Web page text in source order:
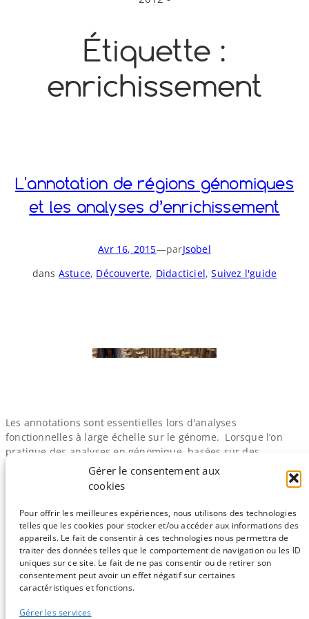
Gérer le consentement aux
cookies
Pour offrir les meilleures expériences, nous utilisons des technologies
telles que les cookies pour stocker et/ou accéder aux informations des
appareils. Le fait de consentir à ces technologies nous permettra de
traiter des données telles que le comportement de navigation ou les ID
uniques sur ce site. Le fait de ne pas consentir ou de retirer son
consentement peut avoir un effet négatif sur certaines
caractéristiques et fonctions.
Gérer les services
n
Étiquette :
enrichissement
L'annotation de régions génomiques
et les analyses d’enrichissement
Avr 16, 2015—parJsobel
dans Astuce, Découverte, Didacticiel, Suivez l'guide
Les annotations sont essentielles lors d'analyses
fonctionnelles à large échelle sur le génome. Lorsque l’on
pratique des analyses en génomique, basées sur des
techniques comme le RNA-​seq ou le ChIP-​seq, on se retrouve
avec respectivement une liste de transcrits ou de pics
on souhaite caractériser les gènes cibles du…
Sauf mention contraire, tous les articles du blog sont sous licence